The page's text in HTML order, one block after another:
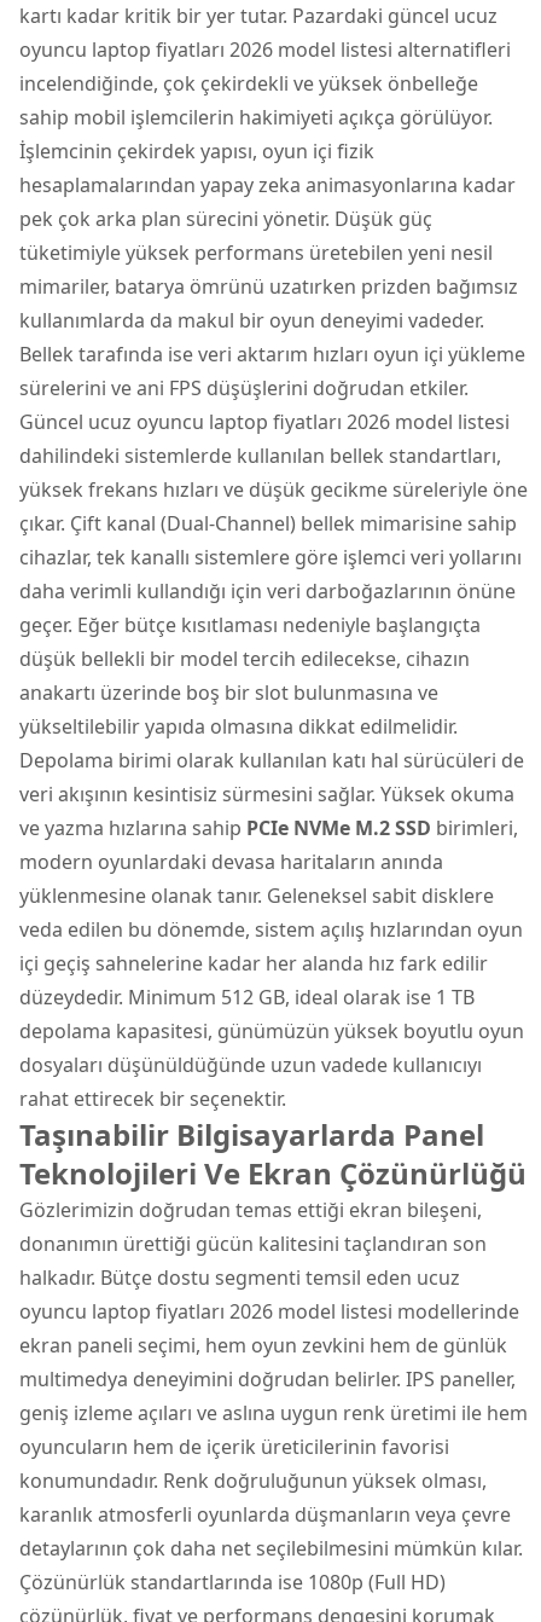
kartı kadar kritik bir yer tutar. Pazardaki güncel ucuz
oyuncu laptop fiyatları 2026 model listesi alternatifleri
incelendiğinde, çok çekirdekli ve yüksek önbelleğe
sahip mobil işlemcilerin hakimiyeti açıkça görülüyor.
İşlemcinin çekirdek yapısı, oyun içi fizik
hesaplamalarından yapay zeka animasyonlarına kadar
pek çok arka plan sürecini yönetir. Düşük güç
tüketimiyle yüksek performans üretebilen yeni nesil
mimariler, batarya ömrünü uzatırken prizden bağımsız
kullanımlarda da makul bir oyun deneyimi vadeder.
Bellek tarafında ise veri aktarım hızları oyun içi yükleme
sürelerini ve ani FPS düşüşlerini doğrudan etkiler.
Güncel ucuz oyuncu laptop fiyatları 2026 model listesi
dahilindeki sistemlerde kullanılan bellek standartları,
yüksek frekans hızları ve düşük gecikme süreleriyle öne
çıkar. Çift kanal (Dual-Channel) bellek mimarisine sahip
cihazlar, tek kanallı sistemlere göre işlemci veri yollarını
daha verimli kullandığı için veri darboğazlarının önüne
geçer. Eğer bütçe kısıtlaması nedeniyle başlangıçta
düşük bellekli bir model tercih edilecekse, cihazın
anakartı üzerinde boş bir slot bulunmasına ve
yükseltilebilir yapıda olmasına dikkat edilmelidir.
Depolama birimi olarak kullanılan katı hal sürücüleri de
veri akışının kesintisiz sürmesini sağlar. Yüksek okuma
ve yazma hızlarına sahip PCIe NVMe M.2 SSD birimleri,
modern oyunlardaki devasa haritaların anında
yüklenmesine olanak tanır. Geleneksel sabit disklere
veda edilen bu dönemde, sistem açılış hızlarından oyun
içi geçiş sahnelerine kadar her alanda hız fark edilir
düzeydedir. Minimum 512 GB, ideal olarak ise 1 TB
depolama kapasitesi, günümüzün yüksek boyutlu oyun
dosyaları düşünüldüğünde uzun vadede kullanıcıyı
rahat ettirecek bir seçenektir.
Taşınabilir Bilgisayarlarda Panel
Teknolojileri Ve Ekran Çözünürlüğü
Gözlerimizin doğrudan temas ettiği ekran bileşeni,
donanımın ürettiği gücün kalitesini taçlandıran son
halkadır. Bütçe dostu segmenti temsil eden ucuz
oyuncu laptop fiyatları 2026 model listesi modellerinde
ekran paneli seçimi, hem oyun zevkini hem de günlük
multimedya deneyimini doğrudan belirler. IPS paneller,
geniş izleme açıları ve aslına uygun renk üretimi ile hem
oyuncuların hem de içerik üreticilerinin favorisi
konumundadır. Renk doğruluğunun yüksek olması,
karanlık atmosferli oyunlarda düşmanların veya çevre
detaylarının çok daha net seçilebilmesini mümkün kılar.
Çözünürlük standartlarında ise 1080p (Full HD)
çözünürlük, fiyat ve performans dengesini korumak